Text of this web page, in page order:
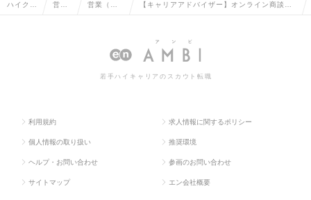
ハイクラ 営業 営業（個 【キャリアアドバイザー】オンライン商談！
2回の求人情報
若手ハイキャリアのスカウト転職
利用規約 求人情報に関するポリシー
個人情報の取り扱い 推奨環境
ヘルプ・お問い合わせ 参画のお問い合わせ
サイトマップ エン会社概要